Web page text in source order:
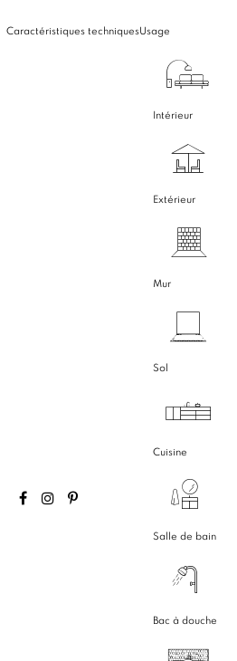
Caractéristiques techniquesUsage
Intérieur
Extérieur
Mur
Sol
Cuisine
Salle de bain
Bac à douche